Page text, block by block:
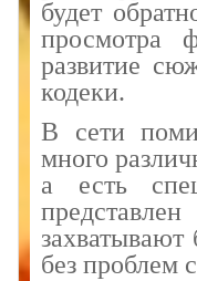
будет
просмотра
развитие
кодеки.
В сети
много
а есть
захватывают
без проблем